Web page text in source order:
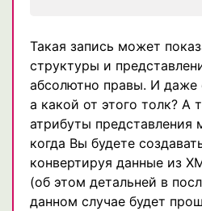
Такая запись может
структуры и
абсолютно правы. И даже
а какой от этого толк? А
атрибуты представления
когда Вы будете
конвертируя данные из
(об этом детальней в
данном случае будет